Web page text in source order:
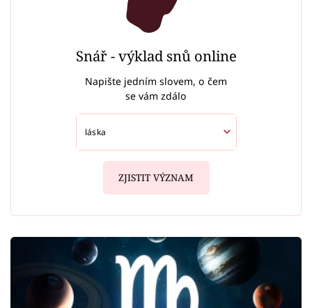
Snář - výklad snů online
Napište jedním slovem, o čem
se vám zdálo
ZJISTIT VÝZNAM